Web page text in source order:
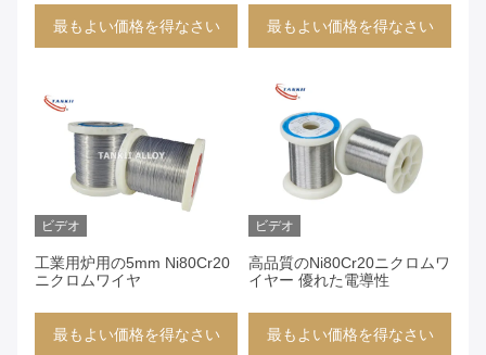
最もよい価格を得なさい 最もよい価格を得なさい
ビデオ
工業用炉用の5mm Ni80Cr20
ニクロムワイヤ
最もよい価格を得なさい
ビデオ
高品質のNi80Cr20ニクロムワ
イヤー 優れた電導性
最もよい価格を得なさい